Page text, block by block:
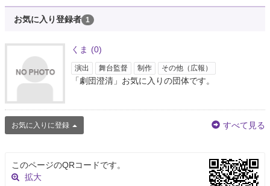
お気に入り登録者 1
くま (0)
演出 舞台監督 制作 その他（広報）
「劇団澄清」お気に入りの団体です。
お気に入りに登録 すべて見る
このページのQRコードです。
拡大